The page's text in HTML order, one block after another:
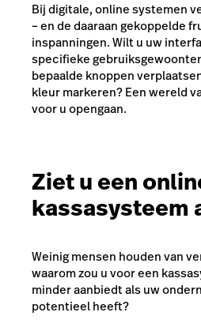
Bij digitale, online systemen
– en de daaraan gekoppelde
inspanningen. Wilt u uw
specifieke
bepaalde knoppen
kleur markeren? Een wereld
voor u opengaan.
Ziet u een
kassasysteem
Weinig mensen houden van
waarom zou u voor een
minder aanbiedt als uw
potentieel heeft?